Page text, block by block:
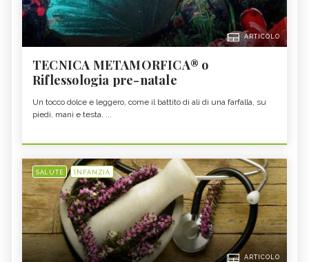
ARTICOLO
TECNICA METAMORFICA® o
Riflessologia pre-natale
Un tocco dolce e leggero, come il battito di ali di una farfalla, su
piedi, mani e testa. ...
SALUTE INFANZIA
ARTICOLO